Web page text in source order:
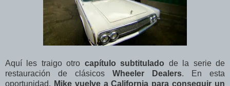
Aquí les traigo otro capítulo subtitulado de la serie de
restauración de clásicos Wheeler Dealers. En esta
oportunidad, Mike vuelve a California para conseguir un